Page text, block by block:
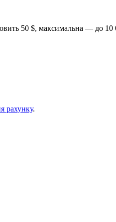
50 $, максимальна — до 10
рахунку.